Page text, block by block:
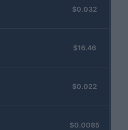
$0.032
$16.46
$0.022
$0.0085